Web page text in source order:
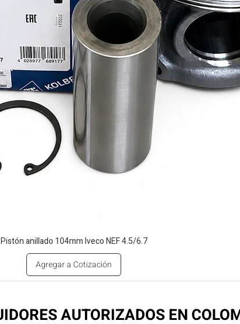
Pistón anillado 104mm Iveco NEF 4.5/6.7
Agregar a Cotización
AUTORIZADOS EN